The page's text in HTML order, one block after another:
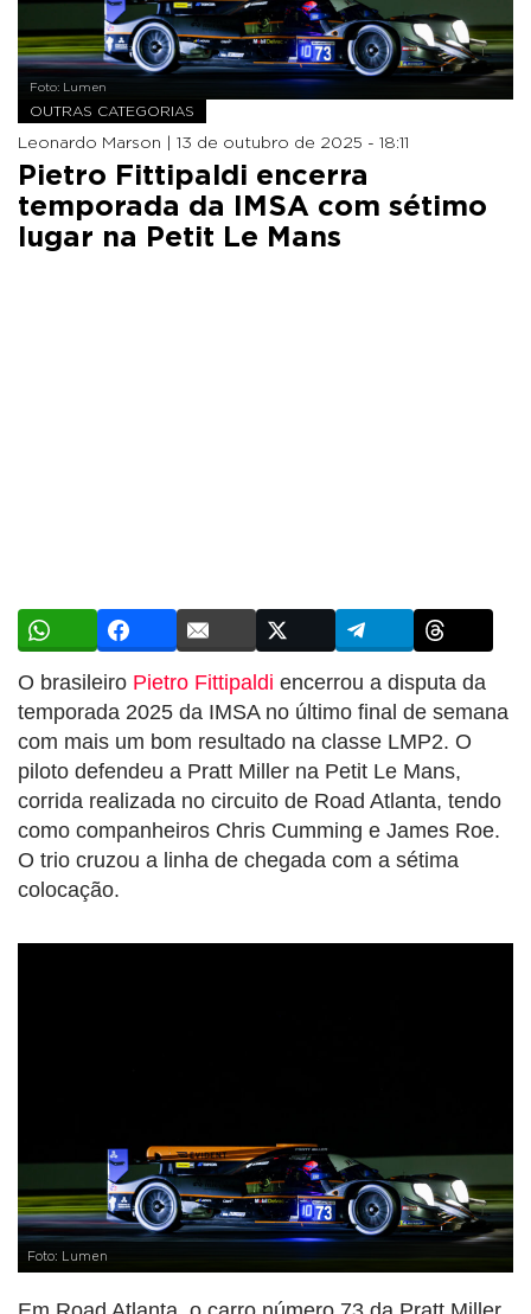
Foto: Lumen
OUTRAS CATEGORIAS
Leonardo Marson | 13 de outubro de 2025 - 18:11
Pietro Fittipaldi encerra
temporada da IMSA com sétimo
lugar na Petit Le Mans
O brasileiro Pietro Fittipaldi encerrou a disputa da
temporada 2025 da IMSA no último final de semana
com mais um bom resultado na classe LMP2. O
piloto defendeu a Pratt Miller na Petit Le Mans,
corrida realizada no circuito de Road Atlanta, tendo
como companheiros Chris Cumming e James Roe.
O trio cruzou a linha de chegada com a sétima
colocação.
Foto: Lumen